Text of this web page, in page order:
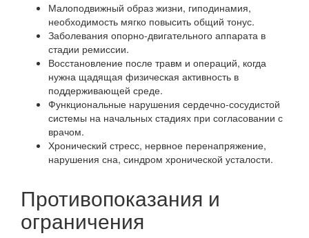
Малоподвижный образ жизни, гиподинамия,
необходимость мягко повысить общий тонус.
Заболевания опорно-двигательного аппарата в
стадии ремиссии.
Восстановление после травм и операций, когда
нужна щадящая физическая активность в
поддерживающей среде.
Функциональные нарушения сердечно‑сосудистой
системы на начальных стадиях при согласовании с
врачом.
Хронический стресс, нервное перенапряжение,
нарушения сна, синдром хронической усталости.
Противопоказания и
ограничения